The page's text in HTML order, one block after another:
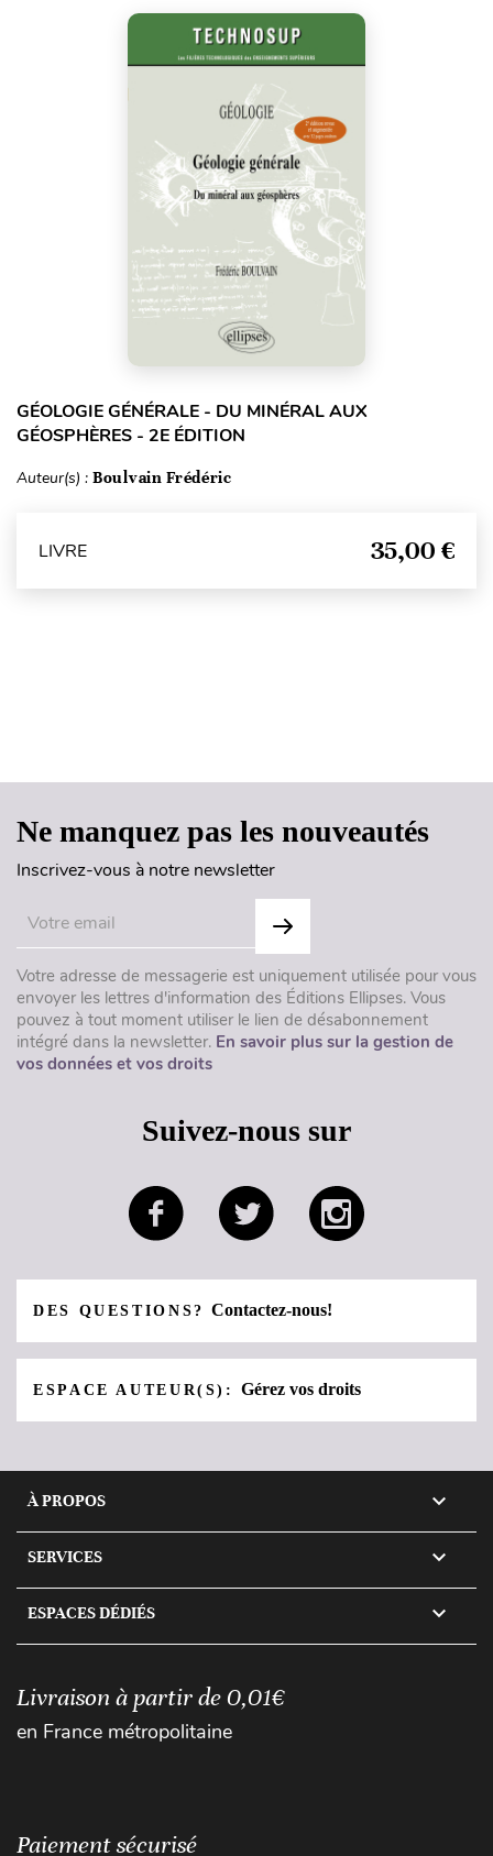
GÉOLOGIE GÉNÉRALE - DU MINÉRAL AUX
GÉOSPHÈRES - 2E ÉDITION
Auteur(s) : Boulvain Frédéric
LIVRE 35,00 €
Ne manquez pas les nouveautés
Inscrivez-vous à notre newsletter
Votre adresse de messagerie est uniquement utilisée pour vous
envoyer les lettres d'information des Éditions Ellipses. Vous
pouvez à tout moment utiliser le lien de désabonnement
intégré dans la newsletter. En savoir plus sur la gestion de
vos données et vos droits
Suivez-nous sur
DES QUESTIONS?Contactez-nous!
ESPACE AUTEUR(S):Gérez vos droits
À PROPOS 
SERVICES 
ESPACES DÉDIÉS 
Livraison à partir de 0,01€
en France métropolitaine
Paiement sécurisé